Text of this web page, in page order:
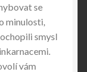
se
minulosti,
smysl
vám